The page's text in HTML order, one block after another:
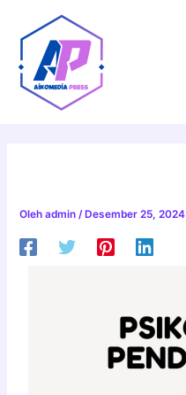
Olehadmin/ Desember 25, 2024
navigation